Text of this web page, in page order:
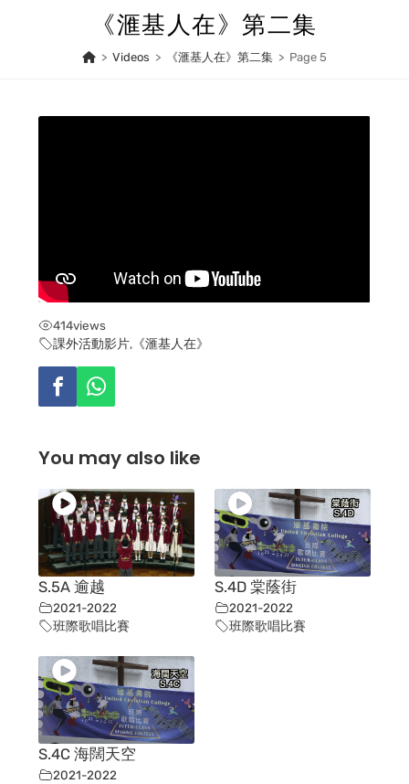
《滙基人在》第二集
> Videos > 《滙基人在》第二集 > Page 5
414views
課外活動影片, 《滙基人在》
You may also like
S.5A 逾越
2021-2022
班際歌唱比賽
S.4D 棠蔭街
2021-2022
班際歌唱比賽
S.4C 海闊天空
2021-2022